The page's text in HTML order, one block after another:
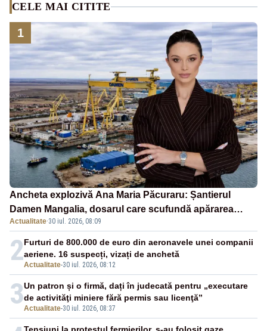
CELE MAI CITITE
1
Ancheta explozivă Ana Maria Păcuraru: Șantierul
Damen Mangalia, dosarul care scufundă apărarea
României
Actualitate·30 iul. 2026, 08:09
2Actualitate-30 iul. 2026, 08:12
Furturi de 800.000 de euro din aeronavele unei companii
aeriene. 16 suspecți, vizați de anchetă
3Actualitate-30 iul. 2026, 08:37
Un patron și o firmă, dați în judecată pentru „executare
de activităţi miniere fără permis sau licenţă”
Tensiuni la protestul fermierilor, s-au folosit gaze